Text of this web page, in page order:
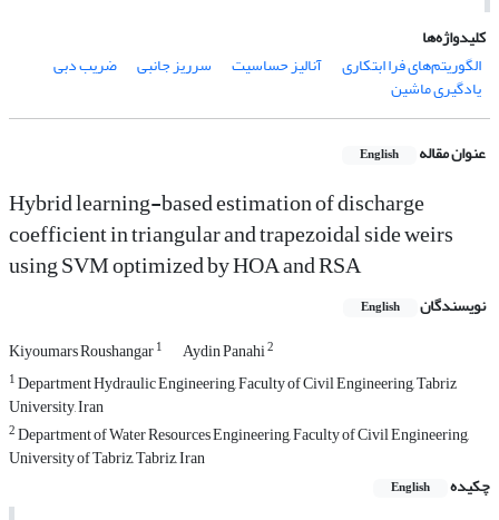
کلیدواژه‌ها
الگوریتم‌های فرا ابتکاری
آنالیز حساسیت سرریز جانبی ضریب دبی
یادگیری ماشین
عنوان مقاله English
Hybrid learning-based estimation of discharge
coefficient in triangular and trapezoidal side weirs
using SVM optimized by HOA and RSA
نویسندگان English
Kiyoumars Roushangar1 Aydin Panahi2
1Department Hydraulic Engineering, Faculty of Civil Engineering, Tabriz
University, Iran
2Department of Water Resources Engineering, Faculty of Civil Engineering,
University of Tabriz, Tabriz, Iran
چکیده
English